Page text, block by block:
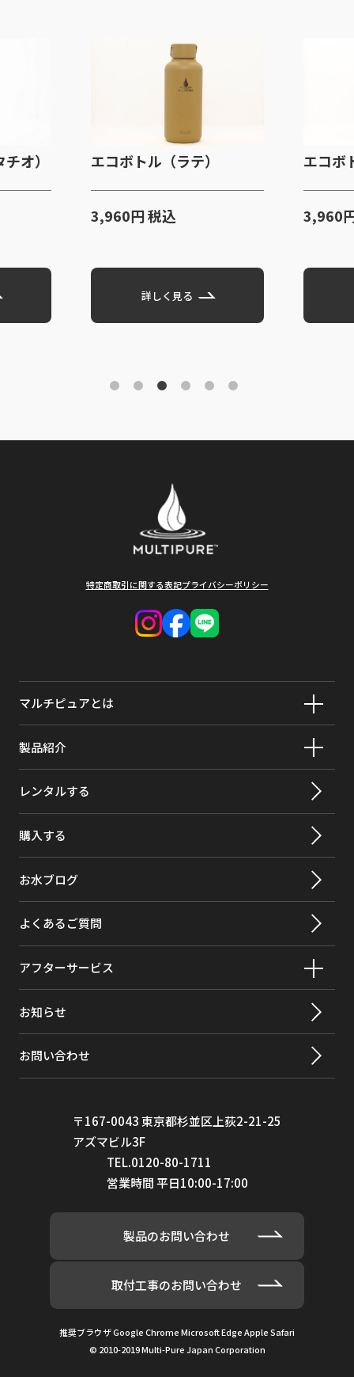
エコボトル（ラテ）
3,960円 税込
エコボトル（ダ
3,960円 税込
特定商取引に関する表記プライバシーポリシー
マルチピュアとは
製品紹介
レンタルする
購入する
お水ブログ
よくあるご質問
アフターサービス
お知らせ
お問い合わせ
〒167-0043 東京都杉並区上荻2-21-25
アズマビル3F
TEL.0120-80-1711
営業時間 平日10:00-17:00
製品のお問い合わせ
取付工事のお問い合わせ
推奨ブラウザ Google Chrome Microsoft Edge Apple Safari
© 2010-2019 Multi-Pure Japan Corporation